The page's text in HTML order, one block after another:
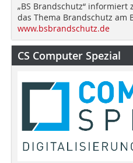
„BS Brandschutz“
das Thema Brandschutz am
www.bsbrandschutz.de
CS Computer Spezial